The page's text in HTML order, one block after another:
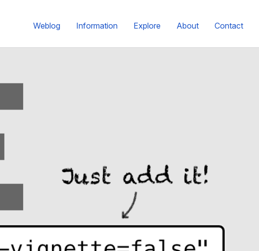
Weblog Information Explore About Contact